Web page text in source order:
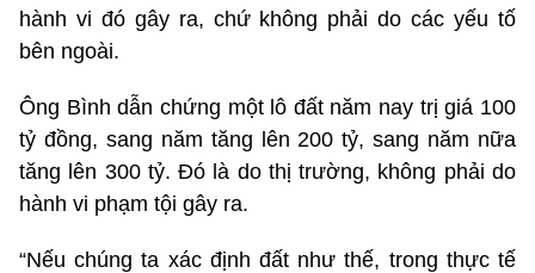
hành vi đó gây ra, chứ không phải do các yếu tố
bên ngoài.
Ông Bình dẫn chứng một lô đất năm nay trị giá 100
tỷ đồng, sang năm tăng lên 200 tỷ, sang năm nữa
tăng lên 300 tỷ. Đó là do thị trường, không phải do
hành vi phạm tội gây ra.
“Nếu chúng ta xác định đất như thế, trong thực tế